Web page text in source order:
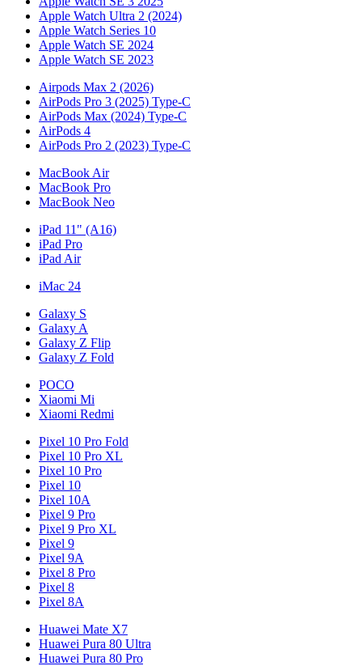
Apple Watch Ultra 2 (2024)
Apple Watch Series 10
Apple Watch SE 2024
Apple Watch SE 2023
Airpods Max 2 (2026)
AirPods Pro 3 (2025) Type-C
AirPods Max (2024) Type-C
AirPods 4
AirPods Pro 2 (2023) Type-C
MacBook Air
MacBook Pro
MacBook Neo
iPad 11" (A16)
iPad Pro
iPad Air
iMac 24
Galaxy S
Galaxy A
Galaxy Z Flip
Galaxy Z Fold
POCO
Xiaomi Mi
Xiaomi Redmi
Pixel 10 Pro Fold
Pixel 10 Pro XL
Pixel 10 Pro
Pixel 10
Pixel 10A
Pixel 9 Pro
Pixel 9 Pro XL
Pixel 9
Pixel 9A
Pixel 8 Pro
Pixel 8
Pixel 8A
Huawei Mate X7
Huawei Pura 80 Ultra
Huawei Pura 80 Pro